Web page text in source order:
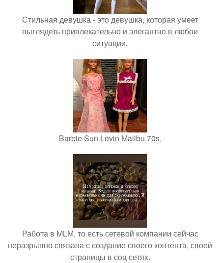
Стильная девушка - это девушка, которая умеет
выглядеть привлекательно и элегантно в любои
ситуации.
Barbie Sun Lovin Malibu 70s.
Работа в MLM, то есть сетевой компании сейчас
неразрывно связана с создание своего контента, своей
страницы в соц сетях.